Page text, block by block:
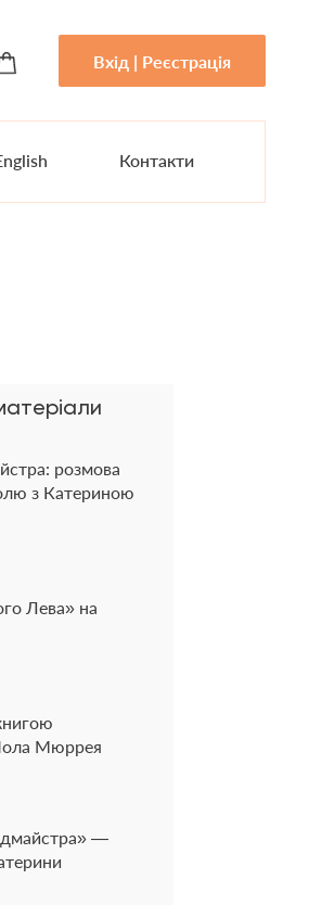
Вхід | Реєстрація
Контакти
розмова
з Катериною
Лева» на
Мюррея
—